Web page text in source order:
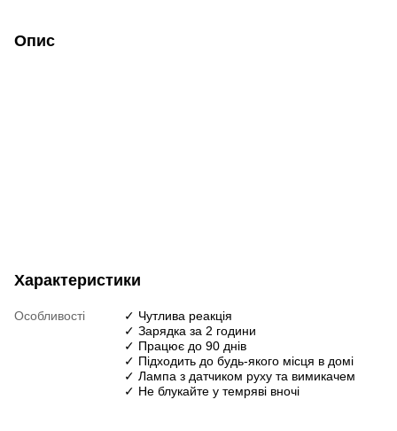
Опис
Характеристики
Особливості
✓ Чутлива реакція
✓ Зарядка за 2 години
✓ Працює до 90 днів
✓ Підходить до будь-якого місця в домі
✓ Лампа з датчиком руху та вимикачем
✓ Не блукайте у темряві вночі